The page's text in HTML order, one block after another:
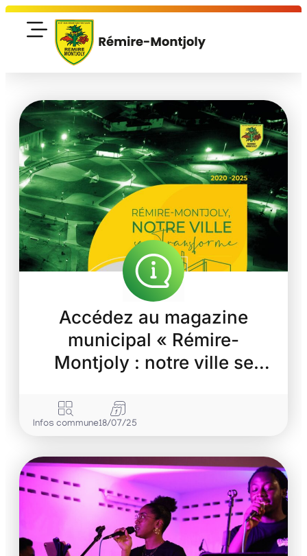
Accédez au magazine
municipal « Rémire-
Montjoly : notre ville se
Infos commune18/07/25